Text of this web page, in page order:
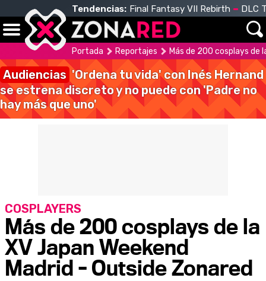
Tendencias: Final Fantasy VII Rebirth DLC
Portada Reportajes Más de 200 cosplays de
Audiencias 'Ordena tu vida' con Inés Hernand
se estrena discreto y no puede con 'Padre no
hay más que uno'
Más de 200 cosplays de la
XV Japan Weekend
Madrid - Outside Zonared
COSPLAYERS